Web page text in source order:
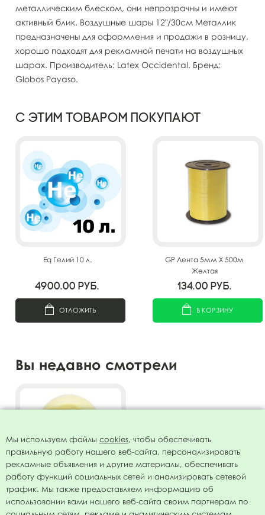
металлическим блеском, они непрозрачны и имеют
активный блик. Воздушные шары 12"/30см Металлик
предназначены для оформления и продажи в розницу,
хорошо подходят для рекламной печати на воздушных
шарах. Производитель: Latex Occidental. Бренд:
Globos Payaso.
С этим товаром покупают
Eq Гелий 10 л.
4900.00 руб.
ОТЛОЖИТЬ
GP Лента 5мм X 500м
Желтая
134.00 руб.
В КОРЗИНУ
Вы недавно смотрели
Воздушный шар 12"/30см
Мы используем файлы cookies, чтобы обеспечивать
правильную работу нашего веб-сайта, персонализировать
рекламные объявления и другие материалы, обеспечивать
работу функций социальных сетей и анализировать сетевой
трафик. Мы также предоставляем информацию об
использовании вами нашего веб-сайта своим партнерам по